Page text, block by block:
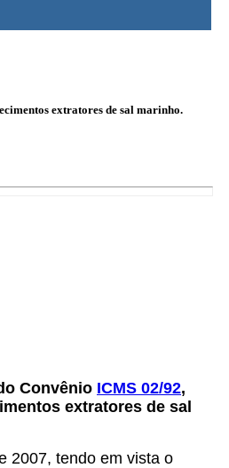
extratores de sal marinho.
Convênio ICMS 02/92,
extratores de sal
2007, tendo em vista o